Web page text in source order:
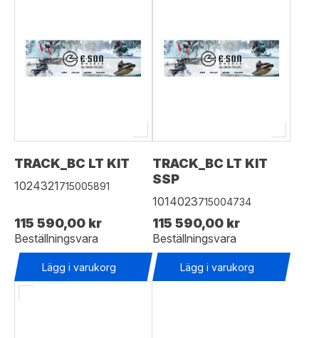
TRACK_BC LT KIT
1024321715005891
115 590,00 kr
Beställningsvara
Lägg i varukorg
TRACK_BC LT KIT
SSP
1014023715004734
115 590,00 kr
Beställningsvara
Lägg i varukorg